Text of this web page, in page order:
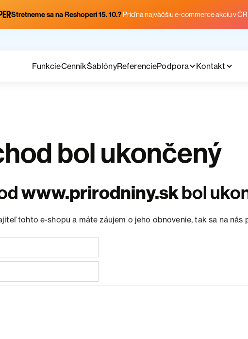
Stretneme sa na Reshoperi 15. 10.? Príď na najväčšiu e-commerce akciu v ČR.
FunkcieCenníkŠablónyReferenciePodpora Kontakt
bol ukončený
www.prirodniny.skbol
tohto e-shopu a máte záujem o jeho obnovenie, tak sa na nás